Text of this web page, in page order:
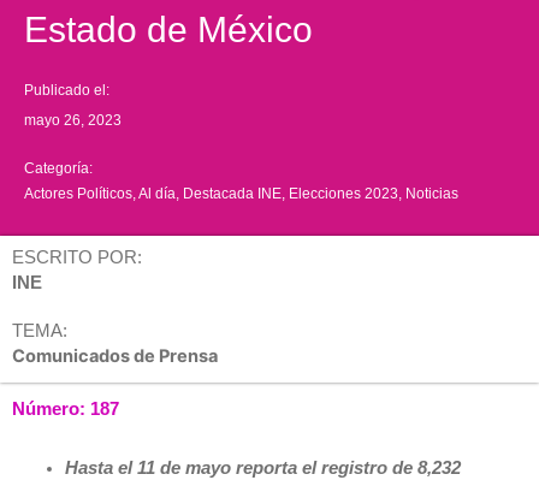
Estado de México
Publicado el:
mayo 26, 2023
Categoría:
Actores Políticos Al día Destacada INE Elecciones 2023 Noticias
ESCRITO POR:
INE
TEMA:
Comunicados de Prensa
Número: 187
Hasta el 11 de mayo reporta el registro de 8,232